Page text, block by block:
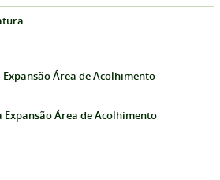
Área de Acolhimento
Expansão Área de Acolhimento